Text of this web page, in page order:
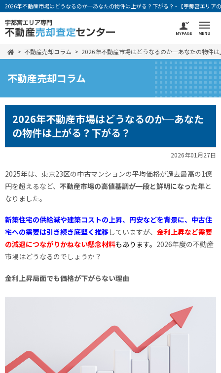
2026年不動産市場はどうなるのか─あなたの物件は上がる？下がる？ - 【宇都宮エリア
不動産売却コラム 2026年不動産市場はどうなるのか─あなたの物件
不動産売却コラム
2026年不動産市場はどうなるのか─あなた
の物件は上がる？下がる？
2026年01月27日
2025年は、東京23区の中古マンションの平均価格が過去最高の1億
円を超えるなど、 不動産市場の高値基調が一段と鮮明になった年と
なりました。
新築住宅の供給減や建築コストの上昇、円安などを背景に、中古住
宅への需要は引き続き底堅く推移していますが、 金利上昇など需要
の減退につながりかねない懸念材料もあります。 2026年度の不動産
市場はどうなるのでしょうか？
金利上昇局面でも価格が下がらない理由